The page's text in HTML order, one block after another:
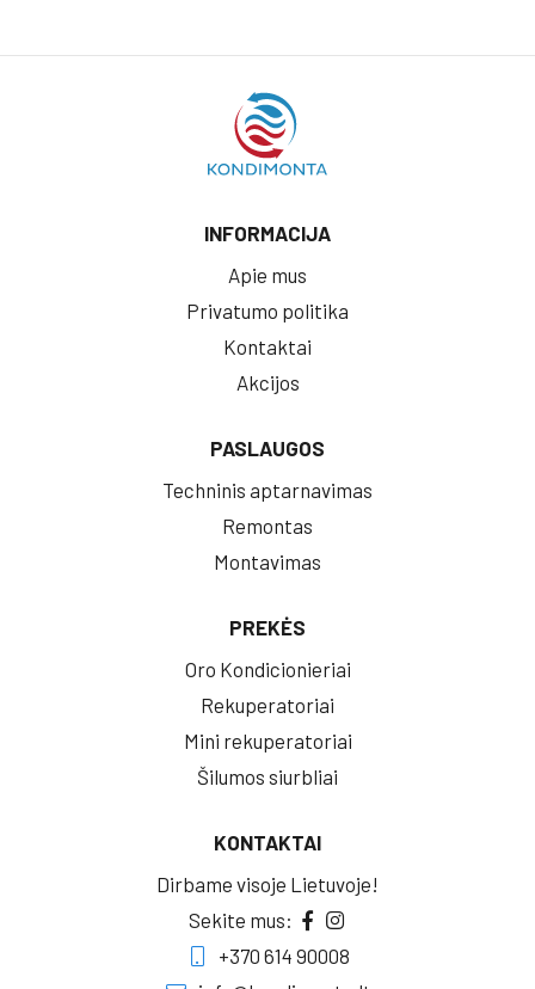
INFORMACIJA
Apie mus
Privatumo politika
Kontaktai
Akcijos
PASLAUGOS
Techninis aptarnavimas
Remontas
Montavimas
PREKĖS
Oro Kondicionieriai
Rekuperatoriai
Mini rekuperatoriai
Šilumos siurbliai
KONTAKTAI
Dirbame visoje Lietuvoje!
Sekite mus:
+370 614 90008